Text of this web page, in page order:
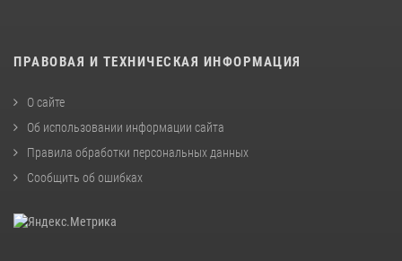
ПРАВОВАЯ И ТЕХНИЧЕСКАЯ ИНФОРМАЦИЯ
О сайте
Об использовании информации сайта
Правила обработки персональных данных
Сообщить об ошибках